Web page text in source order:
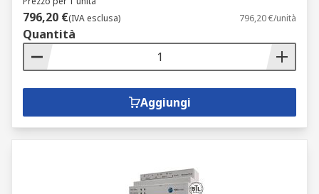
796,20 €(IVA esclusa) 796,20 €/unità
Quantità
Aggiungi